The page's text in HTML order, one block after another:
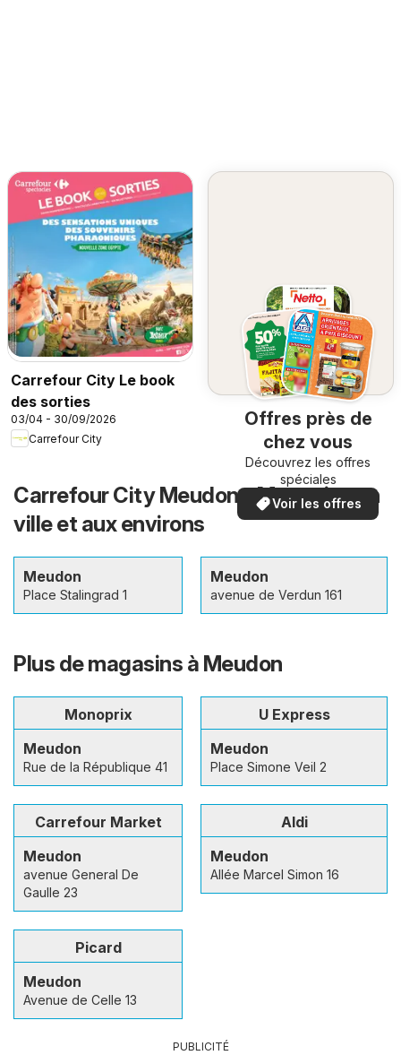
Carrefour City Le book
des sorties
03/04 - 30/09/2026
Carrefour City
Offres près de
chez vous
Découvrez les offres
spéciales
Voir les offres
Carrefour City Meudon – Magasins en
ville et aux environs
Meudon
Place Stalingrad 1
Meudon
avenue de Verdun 161
Plus de magasins à Meudon
Monoprix
Meudon
Rue de la République 41
U Express
Meudon
Place Simone Veil 2
Carrefour Market
Meudon
avenue General De
Gaulle 23
Aldi
Meudon
Allée Marcel Simon 16
Picard
Meudon
Avenue de Celle 13
PUBLICITÉ